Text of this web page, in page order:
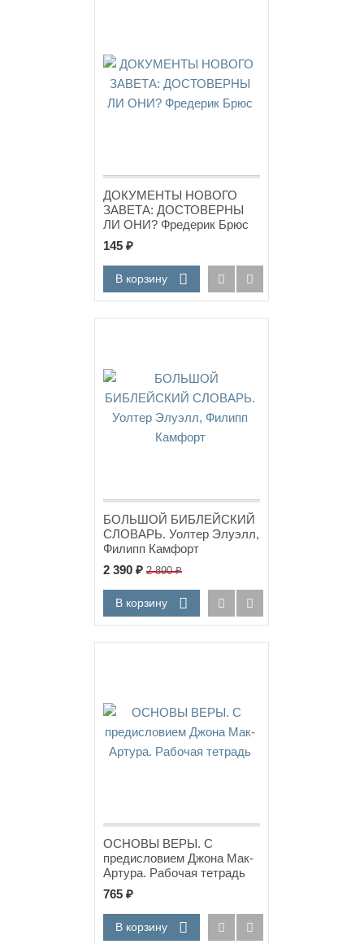
ДОКУМЕНТЫ НОВОГО
ЗАВЕТА: ДОСТОВЕРНЫ
ЛИ ОНИ? Фредерик Брюс
145 ₽
В корзину
БОЛЬШОЙ БИБЛЕЙСКИЙ
СЛОВАРЬ. Уолтер Элуэлл,
Филипп Камфорт
2 390 ₽ 2 890₽
В корзину
ОСНОВЫ ВЕРЫ. С
предисловием Джона Мак-
Артура. Рабочая тетрадь
765 ₽
В корзину